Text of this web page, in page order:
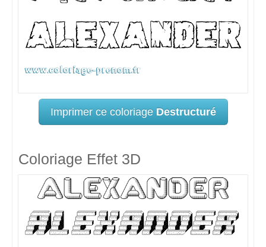
Imprimer ce coloriage Destructuré
Coloriage Effet 3D